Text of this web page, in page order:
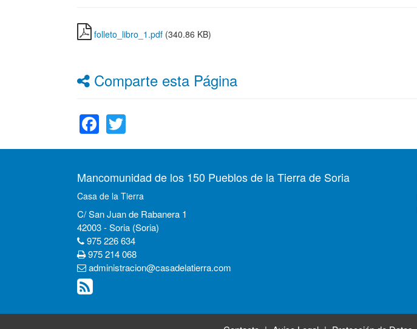
folleto_libro_1.pdf (340.86 KB)
Comparte esta Página
Facebook
Mancomunidad de los 150 Pueblos de la Tierra de Soria
Casa de la Tierra
C/ San Juan de Rabanera 1
42003 - Soria (Soria)
975 226 634
975 214 068
administracion@casadelatierra.com